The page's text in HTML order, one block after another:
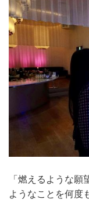
「燃えるような
ようなことを何度